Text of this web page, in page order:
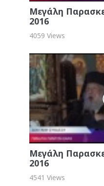
Μεγάλη
2016
4059 Views
Μεγάλη
2016
4541 Views